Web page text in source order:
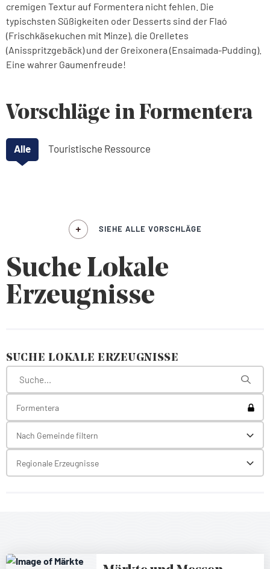
cremigen Textur auf Formentera nicht fehlen. Die
typischsten Süßigkeiten oder Desserts sind der Flaó
(Frischkäsekuchen mit Minze), die Orelletes
(Anisspritzgebäck) und der Greixonera (Ensaimada-Pudding).
Eine wahrer Gaumenfreude!
Vorschläge in Formentera
Alle Touristische Ressource
SIEHE ALLE VORSCHLÄGE
Suche Lokale
Erzeugnisse
SUCHE LOKALE ERZEUGNISSE
Formentera
Nach Gemeinde filtern
Regionale Erzeugnisse